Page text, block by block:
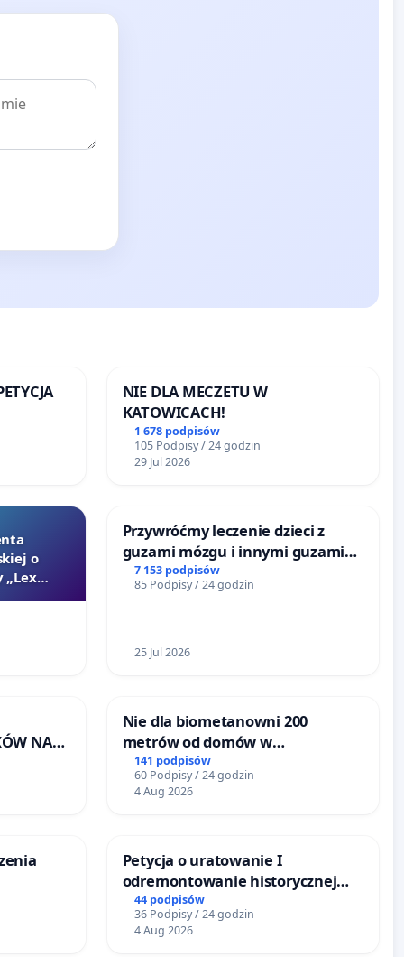
NIE DLA MECZETU W
KATOWICACH!
1 678 podpisów
105 Podpisy / 24 godzin
29 Jul 2026
o
„Lex
Przywróćmy leczenie dzieci z
guzami mózgu i innymi guzami
litymi do Górnośląskiego
Centrum Zdrowia Dziecka w
7 153 podpisów
85 Podpisy / 24 godzin
25 Jul 2026
NA
W
Nie dla biometanowni 200
metrów od domów w
Biernatkach, gm. Wądroże
Wielkie
141 podpisów
60 Podpisy / 24 godzin
4 Aug 2026
Petycja o uratowanie I
odremontowanie historycznej
Lokomotywy sm42-914
44 podpisów
36 Podpisy / 24 godzin
4 Aug 2026